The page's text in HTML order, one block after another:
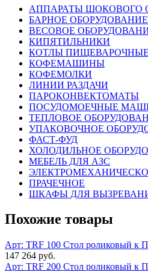
АППАРАТЫ ШОКОВОГО
БАРНОЕ ОБОРУДОВАНИЕ
ВЕСОВОЕ
КИПЯТИЛЬНИКИ
КОТЛЫ ПИЩЕВАРОЧНЫЕ
КОФЕМАШИНЫ
КОФЕМОЛКИ
ЛИНИИ РАЗДАЧИ
ПАРОКОНВЕКТОМАТЫ
ПОСУДОМОЕЧНЫЕ
ТЕПЛОВОЕ
УПАКОВОЧНОЕ
ФАСТ-ФУД
ХОЛОДИЛЬНОЕ
МЕБЕЛЬ ДЛЯ АЗС
ПРАЧЕЧНОЕ
ШКАФЫ ДЛЯ
Похожие товары
Арт: TRF 100 Стол роликовый к
147 264 руб.
Арт: TRF 200 Стол роликовый к